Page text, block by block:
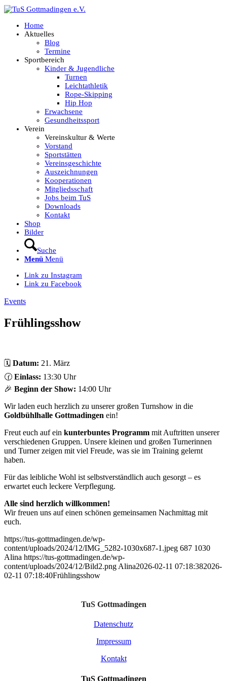
Home
Aktuelles
Blog
Termine
Sportbereich
Kinder & Jugendliche
Turnen
Leichtathletik
Rope-Skipping
Hip Hop
Erwachsene
Gesundheitssport
Verein
Vereinskultur & Werte
Vorstand
Sportstätten
Vereinsgeschichte
Auszeichnungen
Kooperationen
Mitgliedsschaft
Jobs beim TuS
Downloads
Kontakt
Shop
Bilder
Suche
Menü Menü
Link zu Instagram
Link zu Facebook
Events
Frühlingsshow
🗓 Datum: 21. März
🕜 Einlass: 13:30 Uhr
🎉 Beginn der Show: 14:00 Uhr
Wir laden euch herzlich zu unserer großen Turnshow in die
Goldbühlhalle Gottmadingen ein!
Freut euch auf ein kunterbuntes Programm mit Auftritten unserer
verschiedenen Gruppen. Unsere kleinen und großen Turnerinnen
und Turner zeigen mit viel Freude, was sie im Training gelernt
haben.
Für das leibliche Wohl ist selbstverständlich auch gesorgt – es
erwartet euch leckere Verpflegung.
Alle sind herzlich willkommen!
Wir freuen uns auf einen schönen gemeinsamen Nachmittag mit
euch.
https://tus-gottmadingen.de/wp-
content/uploads/2024/12/IMG_5282-1030x687-1.jpeg 687 1030
Alina https://tus-gottmadingen.de/wp-
content/uploads/2024/12/Bild2.png Alina2026-02-11 07:18:382026-
02-11 07:18:40Frühlingsshow
TuS Gottmadingen
Datenschutz
Impressum
Kontakt
TuS Gottmadingen